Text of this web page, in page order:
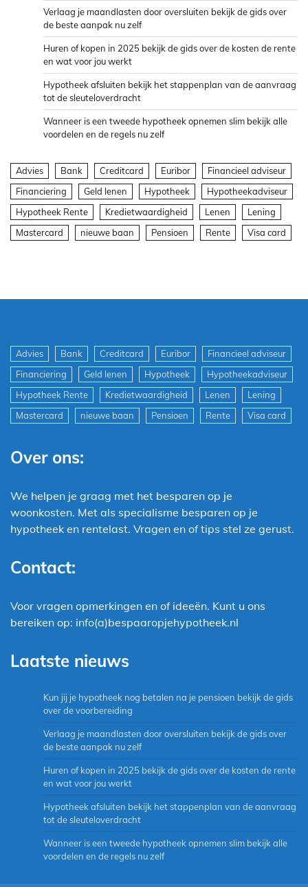
Verlaag je maandlasten door oversluiten bekijk de gids over
de beste aanpak nu zelf
Huren of kopen in 2025 bekijk de gids over de kosten de rente
en wat voor jou werkt
Hypotheek afsluiten bekijk het stappenplan van de aanvraag
tot de sleuteloverdracht
Wanneer is een tweede hypotheek opnemen slim bekijk alle
voordelen en de regels nu zelf
Advies Bank Creditcard Euribor
Financieel adviseur
Financiering
Geld lenen Hypotheek
Hypotheekadviseur
Hypotheek Rente
Kredietwaardigheid Lenen
Lening
Mastercard
nieuwe baan Pensioen Rente Visa card
Advies Bank Creditcard Euribor
Financieel adviseur
Financiering
Geld lenen Hypotheek
Hypotheekadviseur
Hypotheek Rente
Kredietwaardigheid Lenen
Lening
Mastercard
nieuwe baan Pensioen Rente Visa card
Over ons:
We helpen je graag met het besparen op je
woonkosten. Met als specialisme besparen op je
hypotheek en rentelast. Vragen en of tips stel ze gerust.
Contact:
Voor vragen opmerkingen en of ideeën. Kunt u ons
bereiken op: info(a)bespaaropjehypotheek.nl
Laatste nieuws
Kun jij je hypotheek nog betalen na je pensioen bekijk de gids
over de voorbereiding
Verlaag je maandlasten door oversluiten bekijk de gids over
de beste aanpak nu zelf
Huren of kopen in 2025 bekijk de gids over de kosten de rente
en wat voor jou werkt
Hypotheek afsluiten bekijk het stappenplan van de aanvraag
tot de sleuteloverdracht
Wanneer is een tweede hypotheek opnemen slim bekijk alle
voordelen en de regels nu zelf